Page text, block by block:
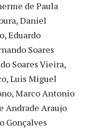
de Paula
Daniel
Eduardo
Soares
Soares Vieira,
Luis Miguel
Marco Antonio
Andrade Araujo
Gonçalves